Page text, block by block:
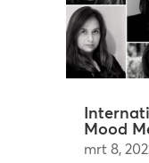
Mood
mrt 8,